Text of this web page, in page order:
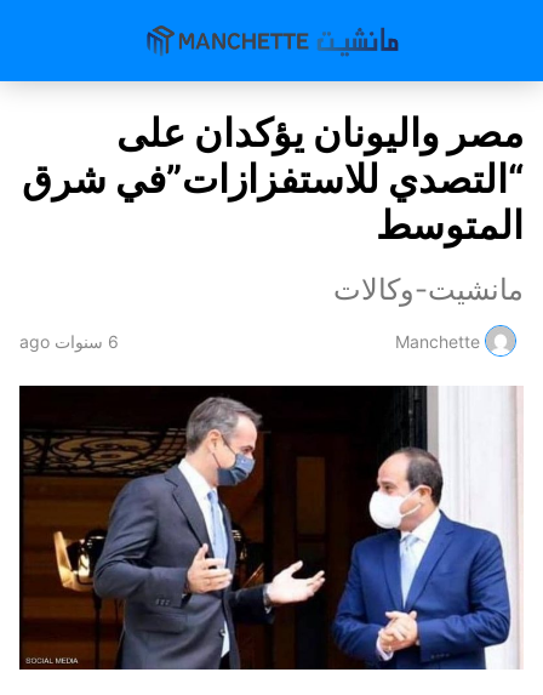
مصر واليونان يؤكدان على
“التصدي للاستفزازات”في شرق
المتوسط
مانشيت-وكالات
Manchette 6 سنوات ago